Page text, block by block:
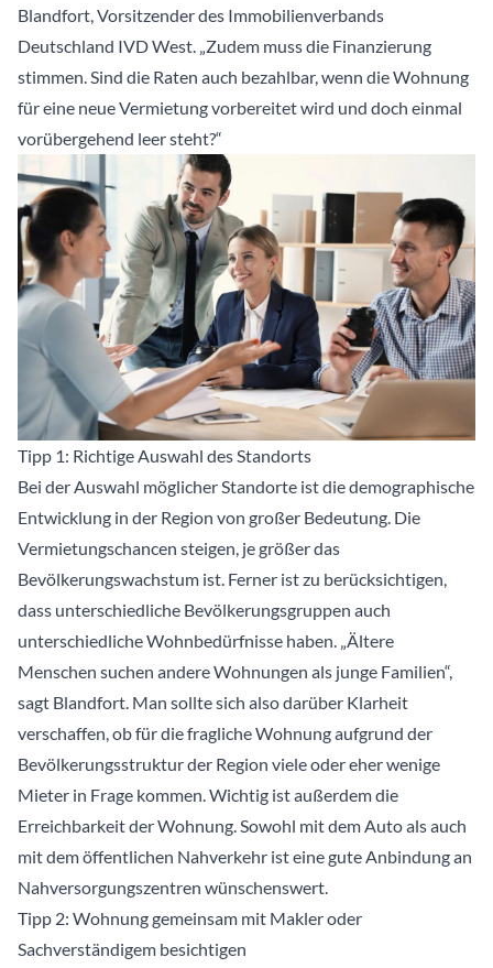
Blandfort, Vorsitzender des Immobilienverbands
Deutschland IVD West. „Zudem muss die Finanzierung
stimmen. Sind die Raten auch bezahlbar, wenn die Wohnung
für eine neue Vermietung vorbereitet wird und doch einmal
vorübergehend leer steht?“
Tipp 1: Richtige Auswahl des Standorts
Bei der Auswahl möglicher Standorte ist die demographische
Entwicklung in der Region von großer Bedeutung. Die
Vermietungschancen steigen, je größer das
Bevölkerungswachstum ist. Ferner ist zu berücksichtigen,
dass unterschiedliche Bevölkerungsgruppen auch
unterschiedliche Wohnbedürfnisse haben. „Ältere
Menschen suchen andere Wohnungen als junge Familien“,
sagt Blandfort. Man sollte sich also darüber Klarheit
verschaffen, ob für die fragliche Wohnung aufgrund der
Bevölkerungsstruktur der Region viele oder eher wenige
Mieter in Frage kommen. Wichtig ist außerdem die
Erreichbarkeit der Wohnung. Sowohl mit dem Auto als auch
mit dem öffentlichen Nahverkehr ist eine gute Anbindung an
Nahversorgungszentren wünschenswert.
Tipp 2: Wohnung gemeinsam mit Makler oder
Sachverständigem besichtigen